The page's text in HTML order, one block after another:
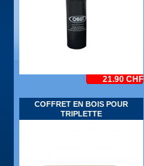
21.90 CHF
COFFRET EN BOIS POUR
TRIPLETTE